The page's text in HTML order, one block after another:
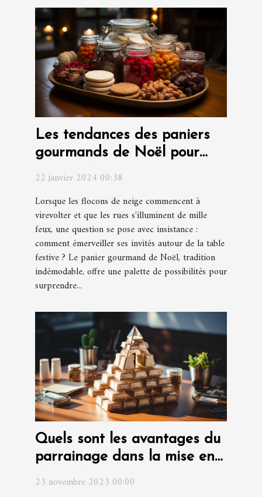
Les tendances des paniers
gourmands de Noël pour
surprendre vos invités
22 janvier 2024 00:38
Lorsque les flocons de neige commencent à
virevolter et que les rues s'illuminent de mille
feux, une question se pose avec insistance :
comment émerveiller ses invités autour de la table
festive ? Le panier gourmand de Noël, tradition
indémodable, offre une palette de possibilités pour
surprendre...
Quels sont les avantages du
parrainage dans la mise en
place d'une entreprise ?
23 novembre 2023 00:00